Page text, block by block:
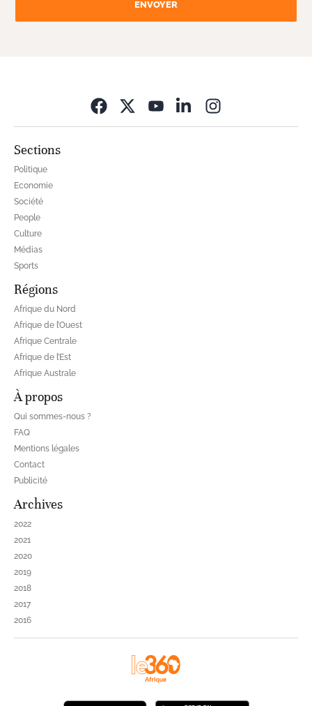
ENVOYER
Sections
Politique
Economie
Société
People
Culture
Médias
Sports
Régions
Afrique du Nord
Afrique de l’Ouest
Afrique Centrale
Afrique de l’Est
Afrique Australe
À propos
Qui sommes-nous ?
FAQ
Mentions légales
Contact
Publicité
Archives
2022
2021
2020
2019
2018
2017
2016